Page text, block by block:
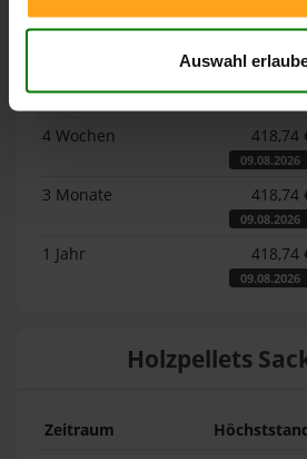
Auswahl
Lose
Zeitraum
4 Wochen
418,74
09.08.2026
3 Monate 418,74
09.08.2026
1 Jahr 418,74
09.08.2026
Holzpellets
Zeitraum